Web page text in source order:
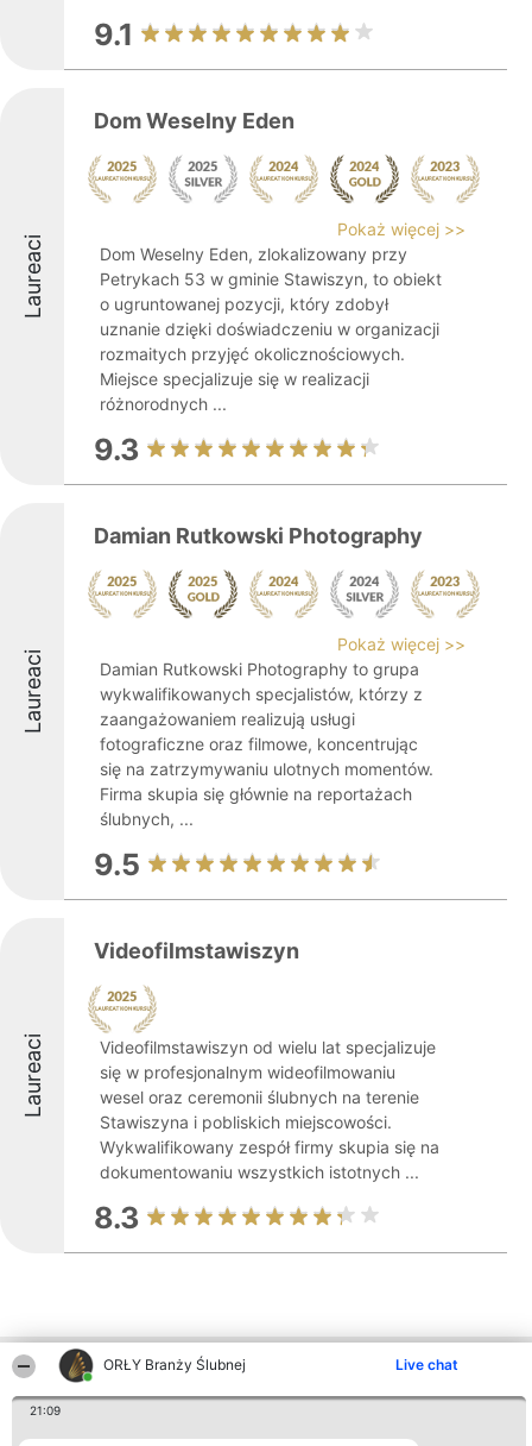
ORŁY Branży Ślubnej Live chat
21:09
9.1
Laureaci
Dom Weselny Eden
Pokaż więcej >>
Dom Weselny Eden, zlokalizowany przy
Petrykach 53 w gminie Stawiszyn, to obiekt
o ugruntowanej pozycji, który zdobył
uznanie dzięki doświadczeniu w organizacji
rozmaitych przyjęć okolicznościowych.
Miejsce specjalizuje się w realizacji
różnorodnych ...
9.3
Laureaci
Damian Rutkowski Photography
Pokaż więcej >>
Damian Rutkowski Photography to grupa
wykwalifikowanych specjalistów, którzy z
zaangażowaniem realizują usługi
fotograficzne oraz filmowe, koncentrując
się na zatrzymywaniu ulotnych momentów.
Firma skupia się głównie na reportażach
ślubnych, ...
9.5
Laureaci
Videofilmstawiszyn
Videofilmstawiszyn od wielu lat specjalizuje
się w profesjonalnym wideofilmowaniu
wesel oraz ceremonii ślubnych na terenie
Stawiszyna i pobliskich miejscowości.
Wykwalifikowany zespół firmy skupia się na
dokumentowaniu wszystkich istotnych ...
8.3
Inne firmy z województwa